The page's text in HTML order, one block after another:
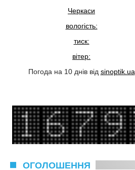
Черкаси
вологість:
тиск:
вітер:
Погода на 10 днів від sinoptik.ua
ОГОЛОШЕННЯ